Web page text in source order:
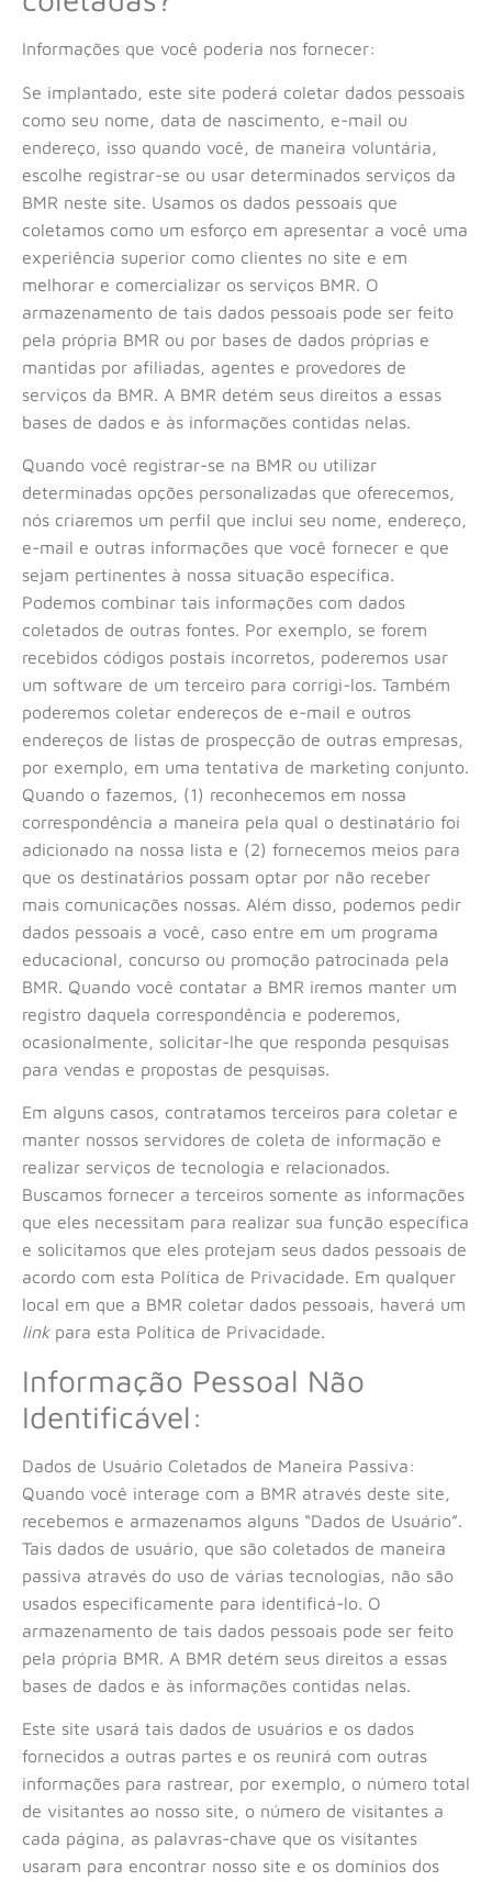
Informações que você poderia nos fornecer:
Se implantado, este site poderá coletar dados pessoais
como seu nome, data de nascimento, e-mail ou
endereço, isso quando você, de maneira voluntária,
escolhe registrar-se ou usar determinados serviços da
BMR neste site. Usamos os dados pessoais que
coletamos como um esforço em apresentar a você uma
experiência superior como clientes no site e em
melhorar e comercializar os serviços BMR. O
armazenamento de tais dados pessoais pode ser feito
pela própria BMR ou por bases de dados próprias e
mantidas por afiliadas, agentes e provedores de
serviços da BMR. A BMR detém seus direitos a essas
bases de dados e às informações contidas nelas.
Quando você registrar-se na BMR ou utilizar
determinadas opções personalizadas que oferecemos,
nós criaremos um perfil que inclui seu nome, endereço,
e-mail e outras informações que você fornecer e que
sejam pertinentes à nossa situação específica.
Podemos combinar tais informações com dados
coletados de outras fontes. Por exemplo, se forem
recebidos códigos postais incorretos, poderemos usar
um software de um terceiro para corrigi-los. Também
poderemos coletar endereços de e-mail e outros
endereços de listas de prospecção de outras empresas,
por exemplo, em uma tentativa de marketing conjunto.
Quando o fazemos, (1) reconhecemos em nossa
correspondência a maneira pela qual o destinatário foi
adicionado na nossa lista e (2) fornecemos meios para
que os destinatários possam optar por não receber
mais comunicações nossas. Além disso, podemos pedir
dados pessoais a você, caso entre em um programa
educacional, concurso ou promoção patrocinada pela
BMR. Quando você contatar a BMR iremos manter um
registro daquela correspondência e poderemos,
ocasionalmente, solicitar-lhe que responda pesquisas
para vendas e propostas de pesquisas.
Em alguns casos, contratamos terceiros para coletar e
manter nossos servidores de coleta de informação e
realizar serviços de tecnologia e relacionados.
Buscamos fornecer a terceiros somente as informações
que eles necessitam para realizar sua função específica
e solicitamos que eles protejam seus dados pessoais de
acordo com esta Política de Privacidade. Em qualquer
local em que a BMR coletar dados pessoais, haverá um
linkpara esta Política de Privacidade.
Informação Pessoal Não
Identificável:
Dados de Usuário Coletados de Maneira Passiva:
Quando você interage com a BMR através deste site,
recebemos e armazenamos alguns “Dados de Usuário”.
Tais dados de usuário, que são coletados de maneira
passiva através do uso de várias tecnologias, não são
usados especificamente para identificá-lo. O
armazenamento de tais dados pessoais pode ser feito
pela própria BMR. A BMR detém seus direitos a essas
bases de dados e às informações contidas nelas.
Este site usará tais dados de usuários e os dados
fornecidos a outras partes e os reunirá com outras
informações para rastrear, por exemplo, o número total
de visitantes ao nosso site, o número de visitantes a
cada página, as palavras-chave que os visitantes
usaram para encontrar nosso site e os domínios dos